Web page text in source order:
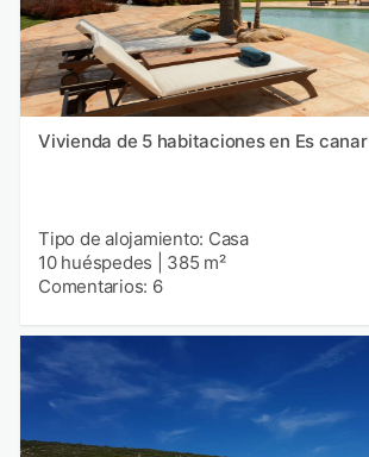
Vivienda de 5 habitaciones en Es canar
Tipo de alojamiento: Casa
10 huéspedes
385 m²
Comentarios: 6